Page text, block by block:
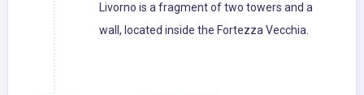
Livorno is a fragment of two towers and a
wall, located inside the Fortezza Vecchia.